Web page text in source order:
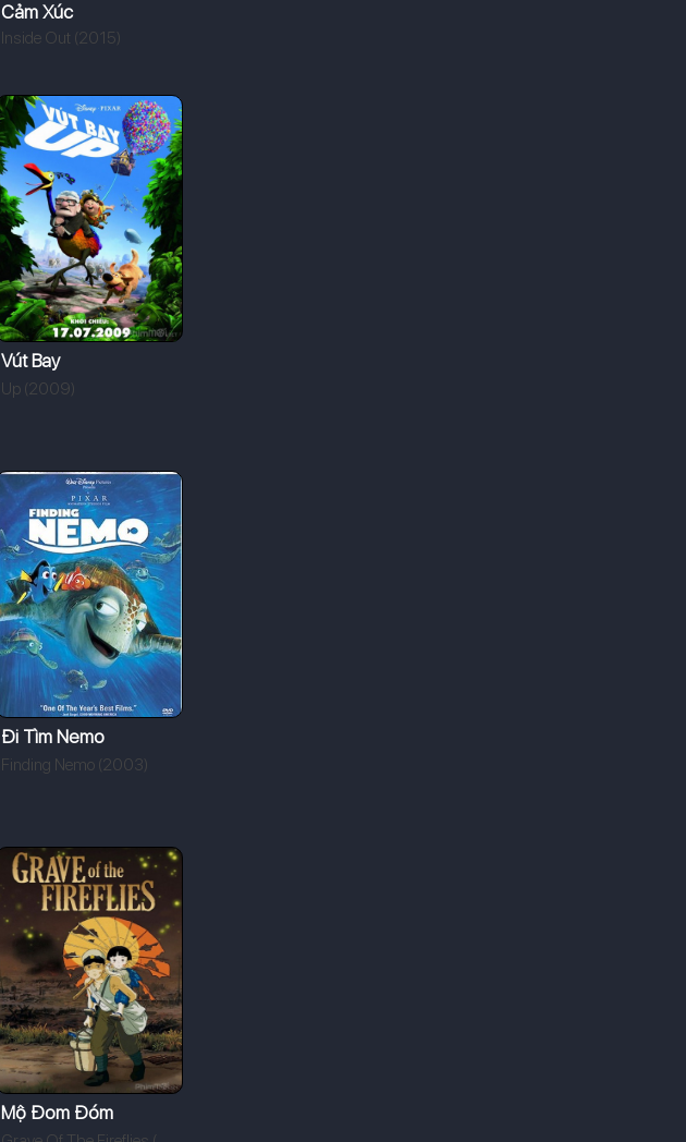
Cảm Xúc
Inside Out (2015)
Vút Bay
Up (2009)
Đi Tìm Nemo
Finding Nemo (2003)
Mộ Đom Đóm